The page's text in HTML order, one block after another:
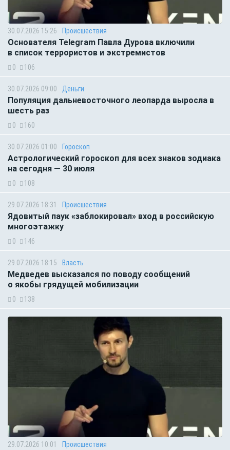
30.07.2026 15:26 Происшествия
Основателя Telegram Павла Дурова включили
в список террористов и экстремистов
0 106
30.07.2026 09:00 Деньги
Популяция дальневосточного леопарда выросла в
шесть раз
0 160
30.07.2026 01:00 Гороскоп
Астрологический гороскоп для всех знаков зодиака
на сегодня — 30 июля
0 108
29.07.2026 18:31 Происшествия
Ядовитый паук «заблокировал» вход в российскую
многоэтажку
0 146
29.07.2026 18:15 Власть
Медведев высказался по поводу сообщений
о якобы грядущей мобилизации
0 138
29.07.2026 10:01 Происшествия